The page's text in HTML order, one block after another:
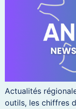
Actualités
outils, les chiffres